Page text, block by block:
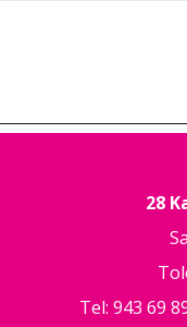
28
Tel: 943 69